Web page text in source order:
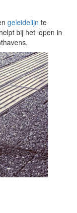
geleidelijn te
bij het lopen in